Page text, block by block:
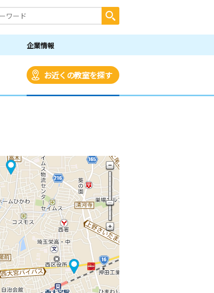
企業情報
お近くの教室を探す